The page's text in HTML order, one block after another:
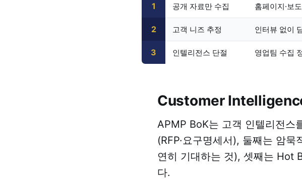
1 공개 자료만 수집 홈페이지·보
2 고객 니즈 추정 인터뷰 없이
3 인텔리전스 단절 영업팀 수집
Customer
APMP BoK는 고객 인텔리전스
(RFP·요구명세서), 둘째는 암
연히 기대하는 것), 셋째는 Hot
다.